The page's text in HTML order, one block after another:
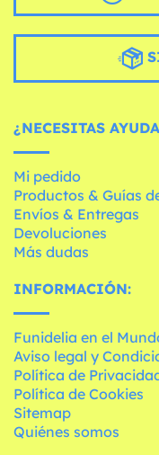
¿NECESITAS
Mi pedido
Productos & Guías
Envíos & Entregas
Devoluciones
Más dudas
INFORMACIÓN:
Funidelia en el
Aviso legal y
Política de
Política de Cookies
Sitemap
Quiénes somos